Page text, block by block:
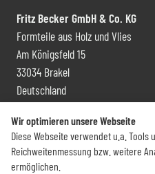
Fritz Becker GmbH & Co. KG
Formteile aus Holz und Vlies
Am Königsfeld 15
33034 Brakel
Deutschland
Kontakt und Vertrieb
+49 (0) 5272 6009 0
info@becker-brakel.de
Wir optimieren unsere Webseite
Diese Webseite verwendet u.a. Tools
Reichweitenmessung bzw. weitere
ermöglichen.